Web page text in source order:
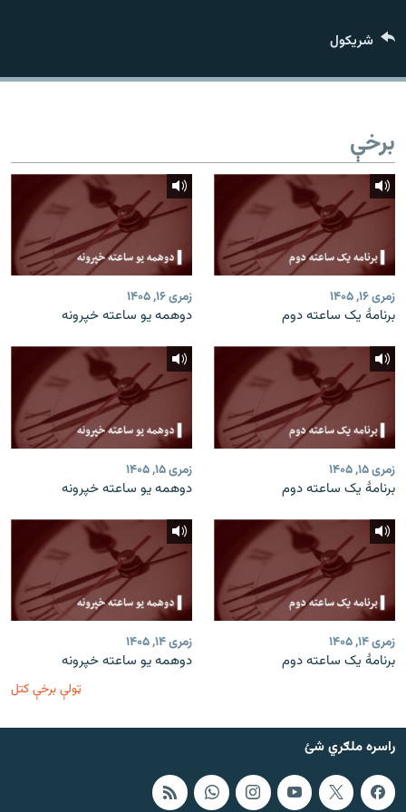
راسره ملګري شئ
د ازادې اروپا/ ازادي راډيو ټولې پاڼې
شريکول
برخې
زمری ۱۶, ۱۴۰۵
برنامۀ یک ساعته دوم
زمری ۱۶, ۱۴۰۵
دوهمه یو ساعته خپرونه
زمری ۱۵, ۱۴۰۵
برنامۀ یک ساعته دوم
زمری ۱۵, ۱۴۰۵
دوهمه یو ساعته خپرونه
زمری ۱۴, ۱۴۰۵
برنامۀ یک ساعته دوم
زمری ۱۴, ۱۴۰۵
دوهمه یو ساعته خپرونه
ټولې برخې کتل
راسره ملګري شئ